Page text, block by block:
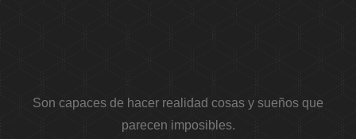
Son capaces de hacer realidad cosas y sueños que
parecen imposibles.